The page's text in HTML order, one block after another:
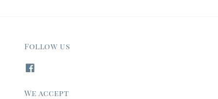
Follow us
We accept